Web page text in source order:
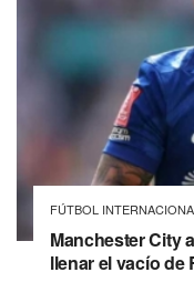
FÚTBOL
Manchester City
llenar el vacío de